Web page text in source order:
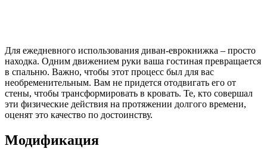
Для ежедневного использования диван-еврокнижка – просто
находка. Одним движением руки ваша гостиная превращается
в спальню. Важно, чтобы этот процесс был для вас
необременительным. Вам не придется отодвигать его от
стены, чтобы трансформировать в кровать. Те, кто совершал
эти физические действия на протяжении долгого времени,
оценят это качество по достоинству.
Модификация